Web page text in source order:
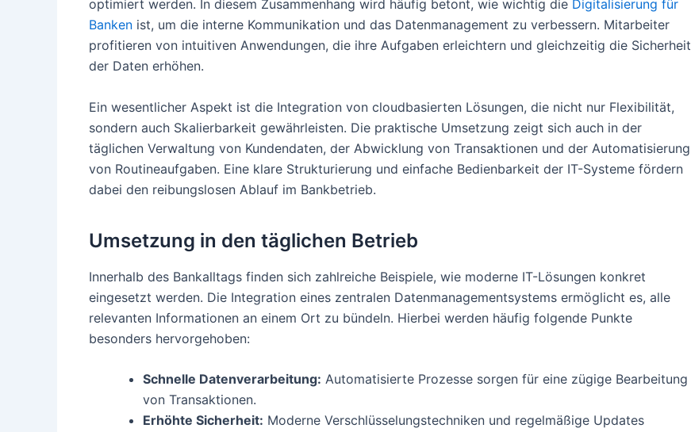
optimiert werden. In diesem Zusammenhang wird häufig betont, wie wichtig die Digitalisierung für
Banken ist, um die interne Kommunikation und das Datenmanagement zu verbessern. Mitarbeiter
profitieren von intuitiven Anwendungen, die ihre Aufgaben erleichtern und gleichzeitig die Sicherheit
der Daten erhöhen.
Ein wesentlicher Aspekt ist die Integration von cloudbasierten Lösungen, die nicht nur Flexibilität,
sondern auch Skalierbarkeit gewährleisten. Die praktische Umsetzung zeigt sich auch in der
täglichen Verwaltung von Kundendaten, der Abwicklung von Transaktionen und der Automatisierung
von Routineaufgaben. Eine klare Strukturierung und einfache Bedienbarkeit der IT-Systeme fördern
dabei den reibungslosen Ablauf im Bankbetrieb.
Umsetzung in den täglichen Betrieb
Innerhalb des Bankalltags finden sich zahlreiche Beispiele, wie moderne IT-Lösungen konkret
eingesetzt werden. Die Integration eines zentralen Datenmanagementsystems ermöglicht es, alle
relevanten Informationen an einem Ort zu bündeln. Hierbei werden häufig folgende Punkte
besonders hervorgehoben:
Schnelle Datenverarbeitung: Automatisierte Prozesse sorgen für eine zügige Bearbeitung
von Transaktionen.
Erhöhte Sicherheit: Moderne Verschlüsselungstechniken und regelmäßige Updates